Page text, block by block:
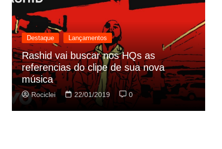
Destaque Lançamentos
Rashid vai buscar nos HQs as
referencias do clipe de sua nova
música
Rociclei 22/01/2019 0